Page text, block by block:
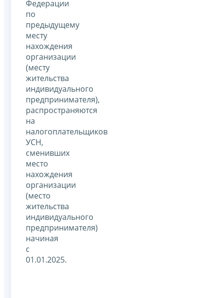
Федерации
по
предыдущему
месту
нахождения
организации
(месту
жительства
индивидуального
предпринимателя),
распространяются
на
налогоплательщиков
УСН,
сменивших
место
нахождения
организации
(место
жительства
индивидуального
предпринимателя)
начиная
с
01.01.2025.